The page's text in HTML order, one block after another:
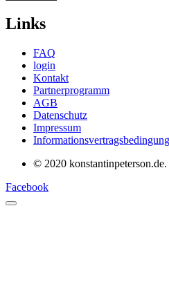
Links
FAQ
login
Kontakt
Partnerprogramm
AGB
Datenschutz
Impressum
© 2020
Facebook